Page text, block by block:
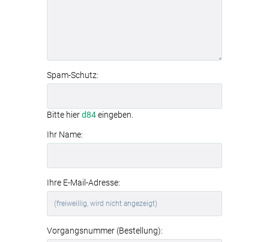
Spam-Schutz:
Bitte hierd84eingeben.
Ihr Name:
Ihre E-Mail-Adresse:
Vorgangsnummer (Bestellung):